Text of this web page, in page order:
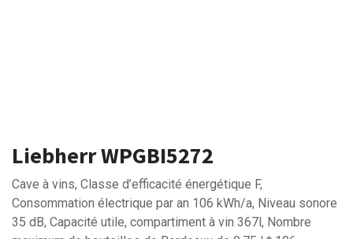
Liebherr WPGBI5272
Cave à vins, Classe d’efficacité énergétique F,
Consommation électrique par an 106 kWh/a, Niveau sonore
35 dB, Capacité utile, compartiment à vin 367l, Nombre